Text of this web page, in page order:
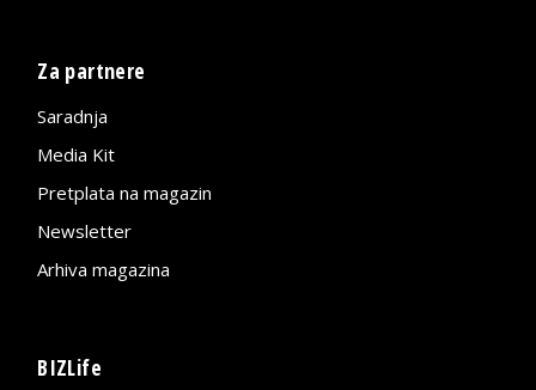
Za partnere
Saradnja
Media Kit
Pretplata na magazin
Newsletter
Arhiva magazina
BIZLife